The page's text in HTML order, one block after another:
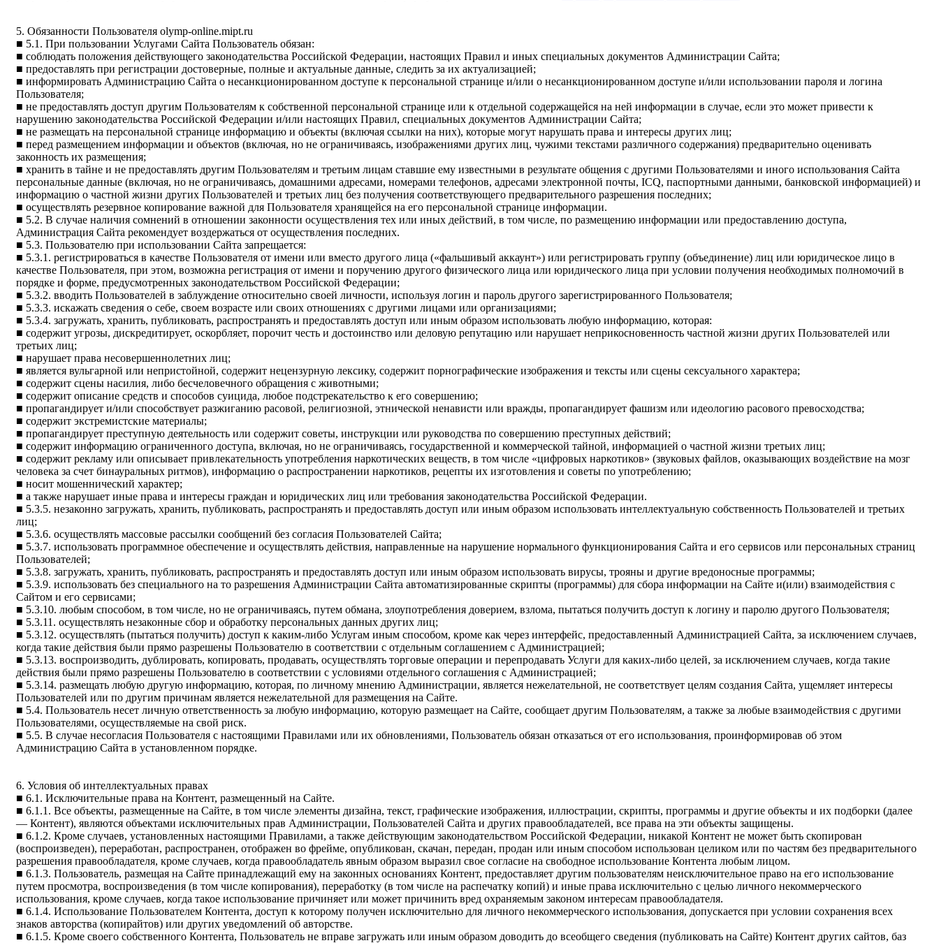
5. Обязанности Пользователя olymp-online.mipt.ru
■ 5.1. При пользовании Услугами Сайта Пользователь обязан:
■ соблюдать положения действующего законодательства Российской Федерации, настоящих Правил и иных специальных документов Администрации Сайта;
■ предоставлять при регистрации достоверные, полные и актуальные данные, следить за их актуализацией;
■ информировать Администрацию Сайта о несанкционированном доступе к персональной странице и/или о несанкционированном доступе и/или использовании пароля и логина
Пользователя;
■ не предоставлять доступ другим Пользователям к собственной персональной странице или к отдельной содержащейся на ней информации в случае, если это может привести к
нарушению законодательства Российской Федерации и/или настоящих Правил, специальных документов Администрации Сайта;
■ не размещать на персональной странице информацию и объекты (включая ссылки на них), которые могут нарушать права и интересы других лиц;
■ перед размещением информации и объектов (включая, но не ограничиваясь, изображениями других лиц, чужими текстами различного содержания) предварительно оценивать
законность их размещения;
■ хранить в тайне и не предоставлять другим Пользователям и третьим лицам ставшие ему известными в результате общения с другими Пользователями и иного использования Сайта
персональные данные (включая, но не ограничиваясь, домашними адресами, номерами телефонов, адресами электронной почты, ICQ, паспортными данными, банковской информацией) и
информацию о частной жизни других Пользователей и третьих лиц без получения соответствующего предварительного разрешения последних;
■ осуществлять резервное копирование важной для Пользователя хранящейся на его персональной странице информации.
■ 5.2. В случае наличия сомнений в отношении законности осуществления тех или иных действий, в том числе, по размещению информации или предоставлению доступа,
Администрация Сайта рекомендует воздержаться от осуществления последних.
■ 5.3. Пользователю при использовании Сайта запрещается:
■ 5.3.1. регистрироваться в качестве Пользователя от имени или вместо другого лица («фальшивый аккаунт») или регистрировать группу (объединение) лиц или юридическое лицо в
качестве Пользователя, при этом, возможна регистрация от имени и поручению другого физического лица или юридического лица при условии получения необходимых полномочий в
порядке и форме, предусмотренных законодательством Российской Федерации;
■ 5.3.2. вводить Пользователей в заблуждение относительно своей личности, используя логин и пароль другого зарегистрированного Пользователя;
■ 5.3.3. искажать сведения о себе, своем возрасте или своих отношениях с другими лицами или организациями;
■ 5.3.4. загружать, хранить, публиковать, распространять и предоставлять доступ или иным образом использовать любую информацию, которая:
■ содержит угрозы, дискредитирует, оскорбляет, порочит честь и достоинство или деловую репутацию или нарушает неприкосновенность частной жизни других Пользователей или
третьих лиц;
■ нарушает права несовершеннолетних лиц;
■ является вульгарной или непристойной, содержит нецензурную лексику, содержит порнографические изображения и тексты или сцены сексуального характера;
■ содержит сцены насилия, либо бесчеловечного обращения с животными;
■ содержит описание средств и способов суицида, любое подстрекательство к его совершению;
■ пропагандирует и/или способствует разжиганию расовой, религиозной, этнической ненависти или вражды, пропагандирует фашизм или идеологию расового превосходства;
■ содержит экстремистские материалы;
■ пропагандирует преступную деятельность или содержит советы, инструкции или руководства по совершению преступных действий;
■ содержит информацию ограниченного доступа, включая, но не ограничиваясь, государственной и коммерческой тайной, информацией о частной жизни третьих лиц;
■ содержит рекламу или описывает привлекательность употребления наркотических веществ, в том числе «цифровых наркотиков» (звуковых файлов, оказывающих воздействие на мозг
человека за счет бинауральных ритмов), информацию о распространении наркотиков, рецепты их изготовления и советы по употреблению;
■ носит мошеннический характер;
■ а также нарушает иные права и интересы граждан и юридических лиц или требования законодательства Российской Федерации.
■ 5.3.5. незаконно загружать, хранить, публиковать, распространять и предоставлять доступ или иным образом использовать интеллектуальную собственность Пользователей и третьих
лиц;
■ 5.3.6. осуществлять массовые рассылки сообщений без согласия Пользователей Сайта;
■ 5.3.7. использовать программное обеспечение и осуществлять действия, направленные на нарушение нормального функционирования Сайта и его сервисов или персональных страниц
Пользователей;
■ 5.3.8. загружать, хранить, публиковать, распространять и предоставлять доступ или иным образом использовать вирусы, трояны и другие вредоносные программы;
■ 5.3.9. использовать без специального на то разрешения Администрации Сайта автоматизированные скрипты (программы) для сбора информации на Сайте и(или) взаимодействия с
Сайтом и его сервисами;
■ 5.3.10. любым способом, в том числе, но не ограничиваясь, путем обмана, злоупотребления доверием, взлома, пытаться получить доступ к логину и паролю другого Пользователя;
■ 5.3.11. осуществлять незаконные сбор и обработку персональных данных других лиц;
■ 5.3.12. осуществлять (пытаться получить) доступ к каким-либо Услугам иным способом, кроме как через интерфейс, предоставленный Администрацией Сайта, за исключением случаев,
когда такие действия были прямо разрешены Пользователю в соответствии с отдельным соглашением с Администрацией;
■ 5.3.13. воспроизводить, дублировать, копировать, продавать, осуществлять торговые операции и перепродавать Услуги для каких-либо целей, за исключением случаев, когда такие
действия были прямо разрешены Пользователю в соответствии с условиями отдельного соглашения с Администрацией;
■ 5.3.14. размещать любую другую информацию, которая, по личному мнению Администрации, является нежелательной, не соответствует целям создания Сайта, ущемляет интересы
Пользователей или по другим причинам является нежелательной для размещения на Сайте.
■ 5.4. Пользователь несет личную ответственность за любую информацию, которую размещает на Сайте, сообщает другим Пользователям, а также за любые взаимодействия с другими
Пользователями, осуществляемые на свой риск.
■ 5.5. В случае несогласия Пользователя с настоящими Правилами или их обновлениями, Пользователь обязан отказаться от его использования, проинформировав об этом
Администрацию Сайта в установленном порядке.
6. Условия об интеллектуальных правах
■ 6.1. Исключительные права на Контент, размещенный на Сайте.
■ 6.1.1. Все объекты, размещенные на Сайте, в том числе элементы дизайна, текст, графические изображения, иллюстрации, скрипты, программы и другие объекты и их подборки (далее
— Контент), являются объектами исключительных прав Администрации, Пользователей Сайта и других правообладателей, все права на эти объекты защищены.
■ 6.1.2. Кроме случаев, установленных настоящими Правилами, а также действующим законодательством Российской Федерации, никакой Контент не может быть скопирован
(воспроизведен), переработан, распространен, отображен во фрейме, опубликован, скачан, передан, продан или иным способом использован целиком или по частям без предварительного
разрешения правообладателя, кроме случаев, когда правообладатель явным образом выразил свое согласие на свободное использование Контента любым лицом.
■ 6.1.3. Пользователь, размещая на Сайте принадлежащий ему на законных основаниях Контент, предоставляет другим пользователям неисключительное право на его использование
путем просмотра, воспроизведения (в том числе копирования), переработку (в том числе на распечатку копий) и иные права исключительно с целью личного некоммерческого
использования, кроме случаев, когда такое использование причиняет или может причинить вред охраняемым законом интересам правообладателя.
■ 6.1.4. Использование Пользователем Контента, доступ к которому получен исключительно для личного некоммерческого использования, допускается при условии сохранения всех
знаков авторства (копирайтов) или других уведомлений об авторстве.
■ 6.1.5. Кроме своего собственного Контента, Пользователь не вправе загружать или иным образом доводить до всеобщего сведения (публиковать на Сайте) Контент других сайтов, баз